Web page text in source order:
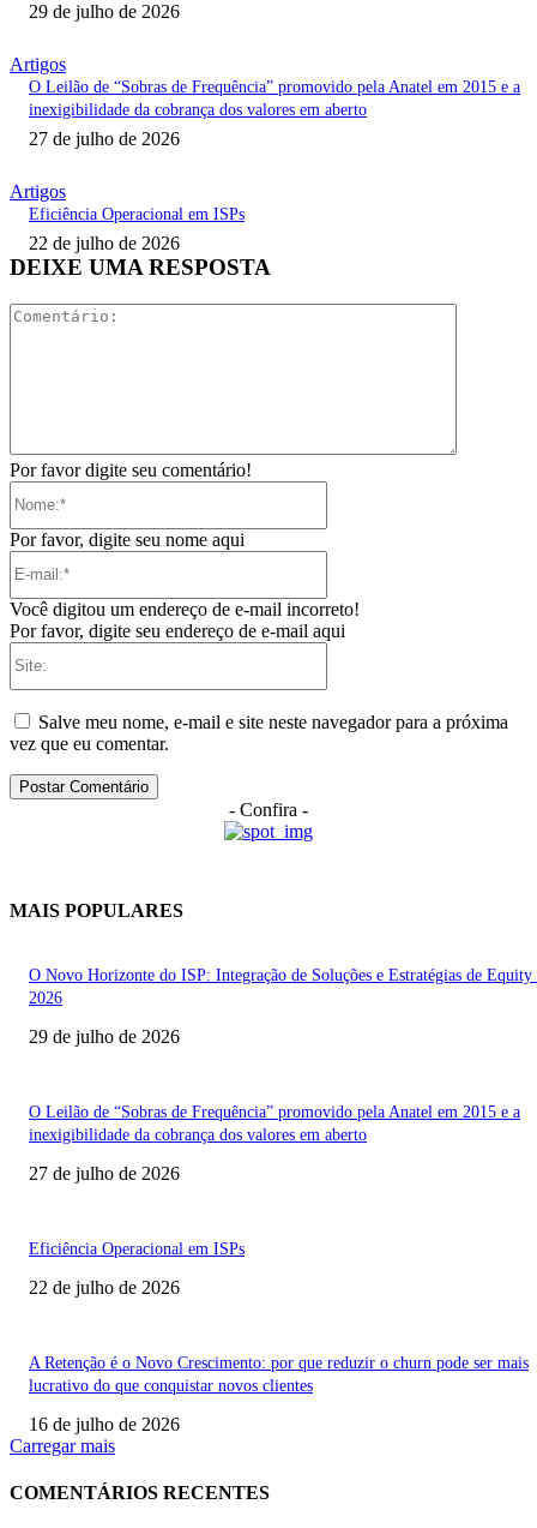
29 de julho de 2026
Artigos
O Leilão de “Sobras de Frequência” promovido pela Anatel em 2015 e a
inexigibilidade da cobrança dos valores em aberto
27 de julho de 2026
Artigos
Eficiência Operacional em ISPs
22 de julho de 2026
DEIXE UMA RESPOSTA
Por favor digite seu comentário!
Por favor, digite seu nome aqui
Você digitou um endereço de e-mail incorreto!
Por favor, digite seu endereço de e-mail aqui
Salve meu nome, e-mail e site neste navegador para a próxima
vez que eu comentar.
- Confira -
MAIS POPULARES
O Novo Horizonte do ISP: Integração de Soluções e Estratégias de Equity
2026
29 de julho de 2026
O Leilão de “Sobras de Frequência” promovido pela Anatel em 2015 e a
inexigibilidade da cobrança dos valores em aberto
27 de julho de 2026
Eficiência Operacional em ISPs
22 de julho de 2026
A Retenção é o Novo Crescimento: por que reduzir o churn pode ser mais
lucrativo do que conquistar novos clientes
16 de julho de 2026
Carregar mais
COMENTÁRIOS RECENTES